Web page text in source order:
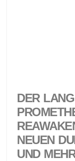
DER
NEUEN
UND